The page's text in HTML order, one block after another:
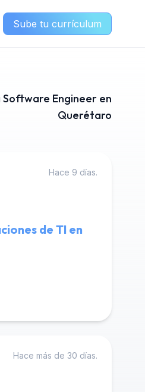
Sube tu currículum
Engineer en
Querétaro
Hace 9 días.
de TI en
Hace más de 30 días.